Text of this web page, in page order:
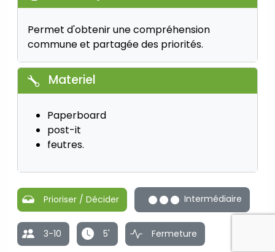
Permet d'obtenir une compréhension
commune et partagée des priorités.
Materiel
Paperboard
post-it
feutres.
Prioriser / Décider Intermédiaire
3-10 5' Fermeture